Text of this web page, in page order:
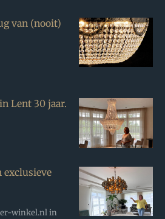
van (nooit)
Lent 30 jaar.
exclusieve
winkel.nl in